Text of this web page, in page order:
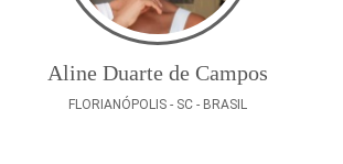
Aline Duarte de Campos
FLORIANÓPOLIS - SC - BRASIL